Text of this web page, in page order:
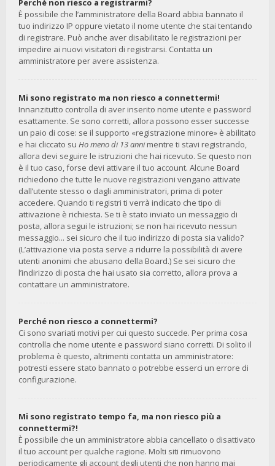
Perché non riesco a registrarmi?
È possibile che l’amministratore della Board abbia bannato il
tuo indirizzo IP oppure vietato il nome utente che stai tentando
di registrare. Può anche aver disabilitato le registrazioni per
impedire ai nuovi visitatori di registrarsi. Contatta un
amministratore per avere assistenza.
Mi sono registrato ma non riesco a connettermi!
Innanzitutto controlla di aver inserito nome utente e password
esattamente. Se sono corretti, allora possono esser successe
un paio di cose: se il supporto «registrazione minore» è abilitato
e hai cliccato su Ho meno di 13 annimentre ti stavi registrando,
allora devi seguire le istruzioni che hai ricevuto. Se questo non
è il tuo caso, forse devi attivare il tuo account. Alcune Board
richiedono che tutte le nuove registrazioni vengano attivate
dall’utente stesso o dagli amministratori, prima di poter
accedere. Quando ti registri ti verrà indicato che tipo di
attivazione è richiesta. Se ti è stato inviato un messaggio di
posta, allora segui le istruzioni; se non hai ricevuto nessun
messaggio... sei sicuro che il tuo indirizzo di posta sia valido?
(L’attivazione via posta serve a ridurre la possibilità di avere
utenti anonimi che abusano della Board.) Se sei sicuro che
l’indirizzo di posta che hai usato sia corretto, allora prova a
contattare un amministratore.
Perché non riesco a connettermi?
Ci sono svariati motivi per cui questo succede. Per prima cosa
controlla che nome utente e password siano corretti. Di solito il
problema è questo, altrimenti contatta un amministratore:
potresti essere stato bannato o potrebbe esserci un errore di
configurazione.
Mi sono registrato tempo fa, ma non riesco più a
connettermi?!
È possibile che un amministratore abbia cancellato o disattivato
il tuo account per qualche ragione. Molti siti rimuovono
periodicamente gli account degli utenti che non hanno mai